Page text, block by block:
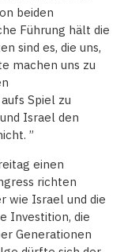
beiden
Führung hält die
sind es, die uns,
machen uns zu
Spiel zu
Israel den
”
einen
richten
wie Israel und die
Investition, die
Generationen